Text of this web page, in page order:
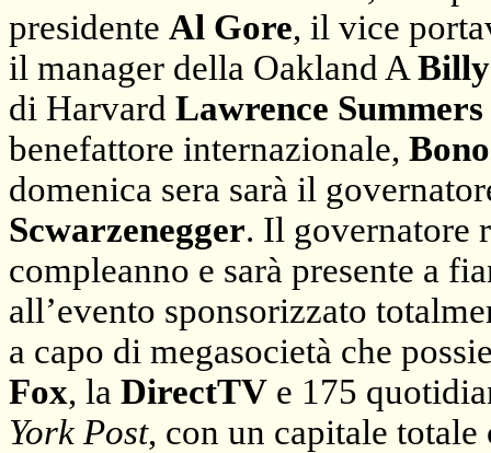
presidente Al Gore, il vice
il manager della Oakland A Billy
di Harvard Lawrence Summers
benefattore internazionale,
domenica sera sarà il
Scwarzenegger. Il governatore
compleanno e sarà presente a
all’evento sponsorizzato
a capo di megasocietà che
Fox, la DirectTV e 175
York Post, con un capitale